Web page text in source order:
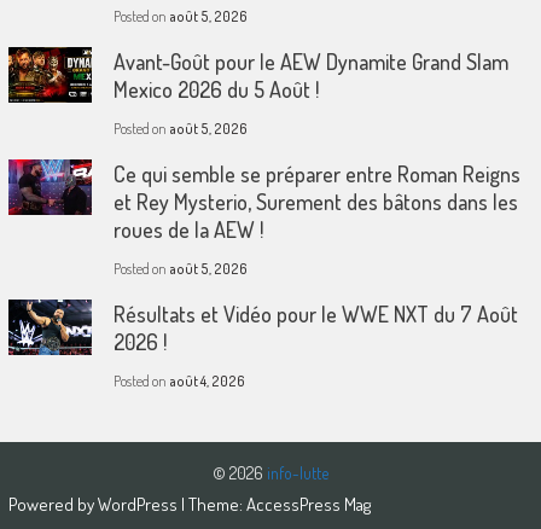
Posted on août 5, 2026
Avant-Goût pour le AEW Dynamite Grand Slam
Mexico 2026 du 5 Août !
Posted on août 5, 2026
Ce qui semble se préparer entre Roman Reigns
et Rey Mysterio, Surement des bâtons dans les
roues de la AEW !
Posted on août 5, 2026
Résultats et Vidéo pour le WWE NXT du 7 Août
2026 !
Posted on août 4, 2026
© 2026 info-lutte
Powered byWordPress | Theme: AccessPress Mag